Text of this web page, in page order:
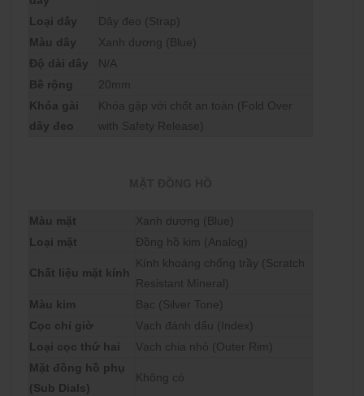
Loại dây
Dây đeo (Strap)
Màu dây
Xanh dương (Blue)
Độ dài dây
N/A
Bề rộng
20mm
Khóa gài
dây đeo
Khóa gập với chốt an toàn (Fold Over
with Safety Release)
Màu mặt
Xanh dương (Blue)
Loại mặt
Đồng hồ kim (Analog)
Chất liệu mặt kính
Kính khoáng chống trầy (Scratch
Resistant Mineral)
Màu kim
Bạc (Silver Tone)
Cọc chỉ giờ
Vạch đánh dấu (Index)
Loại cọc thứ hai
Vạch chia nhỏ (Outer Rim)
Mặt đồng hồ phụ
(Sub Dials)
Không có